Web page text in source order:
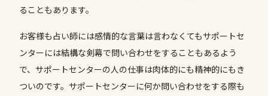
ることもあります。
お客様も占い師には感情的な言葉は言わなくてもサポートセ
ンターには結構な剣幕で問い合わせをすることもあるよう
で、サポートセンターの人の仕事は肉体的にも精神的にもき
ついのです。サポートセンターに何か問い合わせをする際も